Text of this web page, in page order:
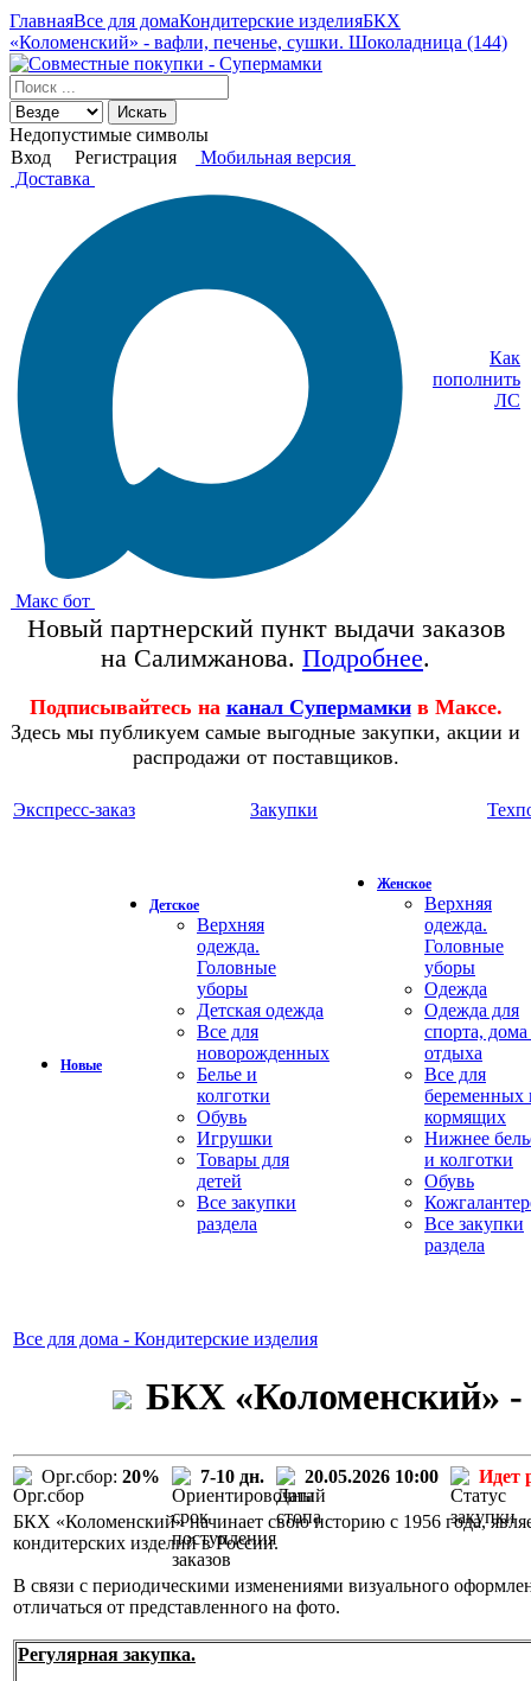
ГлавнаяВсе для домаКондитерские изделияБКХ
«Коломенский» - вафли, печенье, сушки. Шоколадница (144)
Искать
Недопустимые символы
Вход
Регистрация
Мобильная версия
Доставка
Макс бот
Как
пополнить
ЛС
Новый партнерский пункт выдачи заказов
на Салимжанова. Подробнее.
Подписывайтесь на канал Супермамки в Максе.
Здесь мы публикуем самые выгодные закупки, акции и
распродажи от поставщиков.
Экспресс-заказ Закупки
Новые
Детское
Верхняя
одежда.
Головные
уборы
Детская одежда
Все для
новорожденных
Белье и
колготки
Обувь
Игрушки
Товары для
детей
Все закупки
раздела
Женское
Верхняя
одежда.
Головные
уборы
Одежда
Одежда для
спорта,
отдыха
Все для
беременных
кормящих
Нижнее
и колготки
Обувь
Все закупки
раздела
Все для дома - Кондитерские изделия
БКХ «Коломенский»
Орг.сбор: 20% 7-10 дн. 20.05.2026 10:00 Идет
БКХ «Коломенский» начинает свою историю с 1956 года,
кондитерских изделий в России.
В связи с периодическими изменениями визуального
отличаться от представленного на фото.
Регулярная закупка.